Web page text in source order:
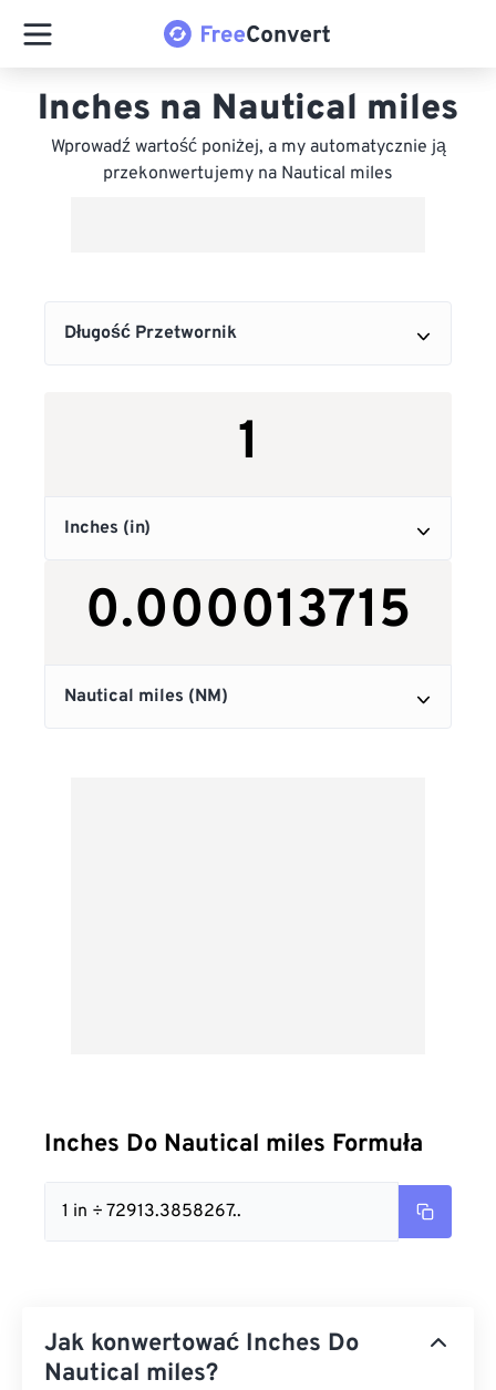
Inches na Nautical miles
Wprowadź wartość poniżej, a my automatycznie ją
przekonwertujemy na Nautical miles
Inches Do Nautical miles Formuła
1 in ÷ 72913.3858267..
Jak konwertować Inches Do
Nautical miles?